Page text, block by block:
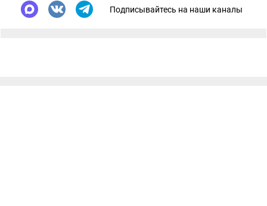
Подписывайтесь на наши каналы